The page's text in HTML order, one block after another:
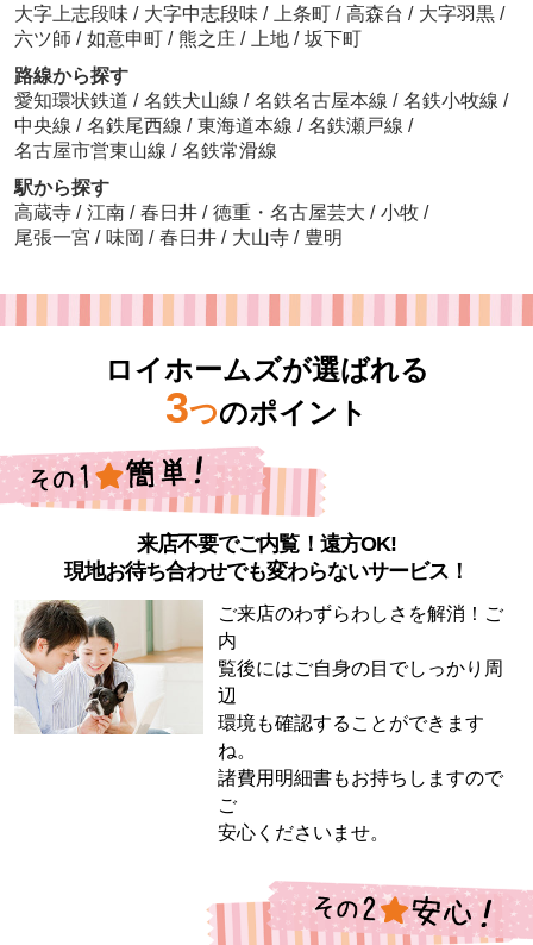
大字上志段味 / 大字中志段味 / 上条町 / 高森台 / 大字羽黒 /
六ツ師 / 如意申町 / 熊之庄 / 上地 / 坂下町
路線から探す
愛知環状鉄道 / 名鉄犬山線 / 名鉄名古屋本線 / 名鉄小牧線 /
中央線 / 名鉄尾西線 / 東海道本線 / 名鉄瀬戸線 /
名古屋市営東山線 / 名鉄常滑線
駅から探す
高蔵寺 / 江南 / 春日井 / 徳重・名古屋芸大 / 小牧 /
尾張一宮 / 味岡 / 春日井 / 大山寺 / 豊明
ロイホームズが選ばれる
3つのポイント
来店不要でご内覧！遠方OK!
現地お待ち合わせでも変わらないサービス！
ご来店のわずらわしさを解消！ご
内
覧後にはご自身の目でしっかり周
辺
環境も確認することができます
ね。
諸費用明細書もお持ちしますので
ご
安心くださいませ。